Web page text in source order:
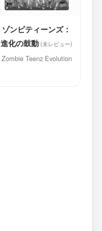
ゾンビティーンズ：
進化の鼓動
Zombie Teenz Evolution